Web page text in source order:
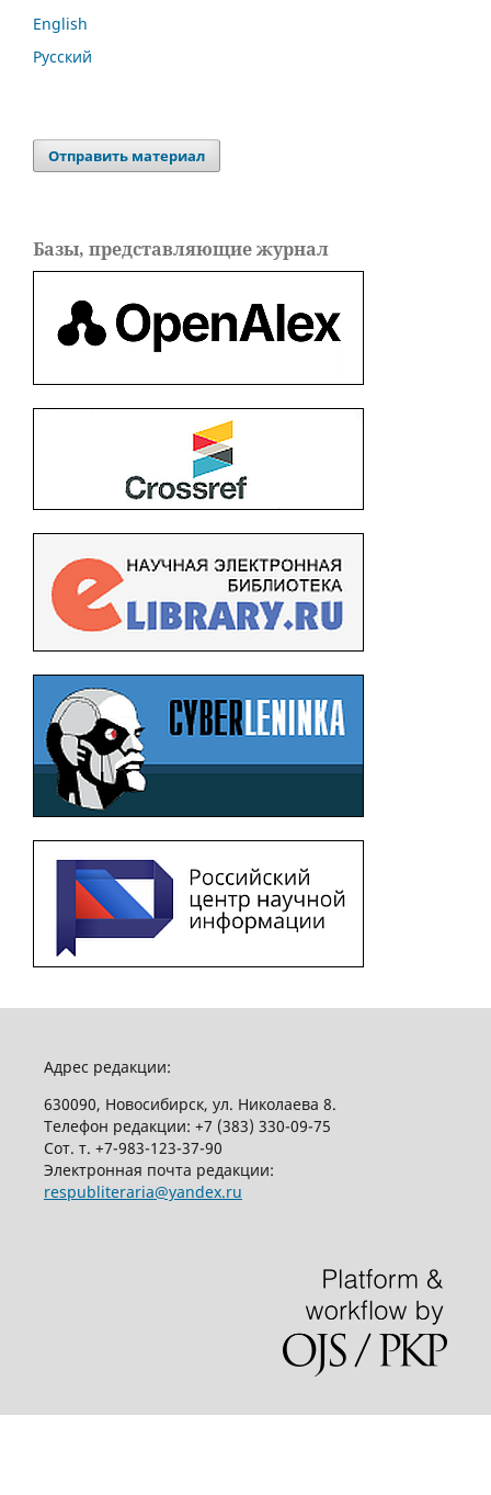
English
Русский
Отправить материал
Базы, представляющие журнал
Адрес редакции:
630090, Новосибирск, ул. Николаева 8.
Телефон редакции: +7 (383) 330-09-75
Сот. т. +7-983-123-37-90
Электронная почта редакции:
respubliteraria@yandex.ru